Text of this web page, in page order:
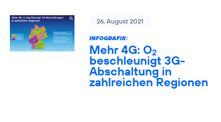
26. August 2021
INFOGRAFIK:
Mehr 4G: O2
beschleunigt 3G-
Abschaltung in
zahlreichen Regionen